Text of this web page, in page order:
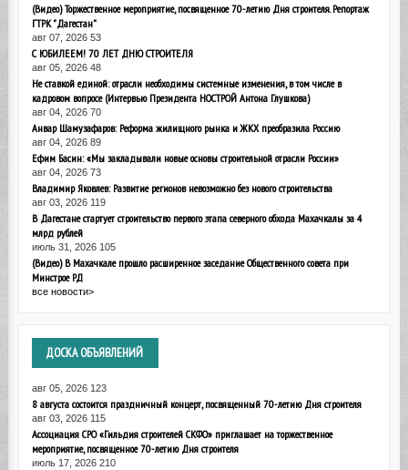
(Видео) Торжественное мероприятие, посвященное 70-летию Дня строителя. Репортаж
ГТРК "Дагестан"
авг 07, 2026 53
С ЮБИЛЕЕМ! 70 ЛЕТ ДНЮ СТРОИТЕЛЯ
авг 05, 2026 48
Не ставкой единой: отрасли необходимы системные изменения, в том числе в
кадровом вопросе (Интервью Президента НОСТРОЙ Антона Глушкова)
авг 04, 2026 70
Анвар Шамузафаров: Реформа жилищного рынка и ЖКХ преобразила Россию
авг 04, 2026 89
Ефим Басин: «Мы закладывали новые основы строительной отрасли России»
авг 04, 2026 73
Владимир Яковлев: Развитие регионов невозможно без нового строительства
авг 03, 2026 119
В Дагестане стартует строительство первого этапа северного обхода Махачкалы за 4
млрд рублей
июль 31, 2026 105
(Видео) В Махачкале прошло расширенное заседание Общественного совета при
Минстрое РД
все новости>
ДОСКАОБЪЯВЛЕНИЙ
авг 05, 2026 123
8 августа состоится праздничный концерт, посвященный 70-летию Дня строителя
авг 03, 2026 115
Ассоциация СРО «Гильдия строителей СКФО» приглашает на торжественное
мероприятие, посвященное 70-летию Дня строителя
июль 17, 2026 210